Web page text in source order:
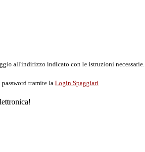
all'indirizzo indicato con le istruzioni necessarie.
tramite la Login Spaggiari